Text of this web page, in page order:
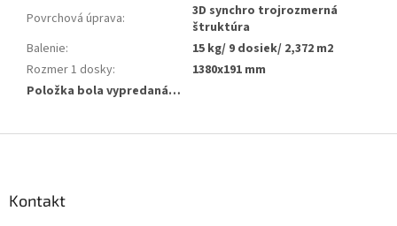
Povrchová úprava:
3D synchro trojrozmerná
štruktúra
Balenie:
15 kg/ 9 dosiek/ 2,372 m2
Rozmer 1 dosky:
1380x191 mm
Položka bola vypredaná…
Kontakt